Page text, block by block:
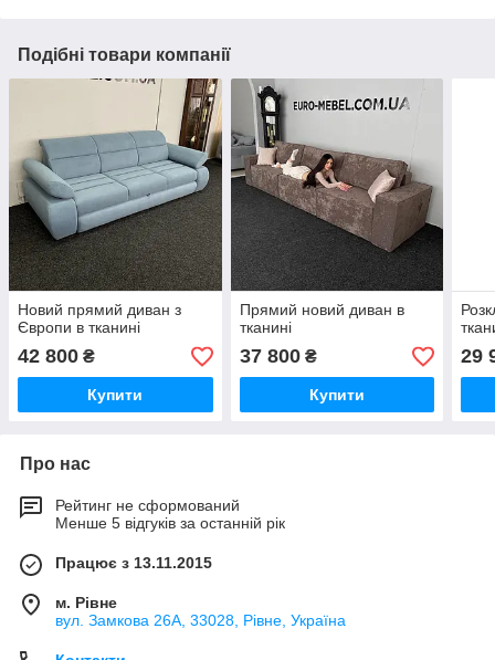
Подібні товари компанії
Новий прямий диван з
Європи в тканині
42 800 ₴
Купити
Прямий новий диван в
тканині
37 800₴
Купити
29
Про нас
Рейтинг не сформований
Менше 5 відгуків за останній рік
Працює з 13.11.2015
м. Рівне
вул. Замкова 26А, 33028, Рівне, Україна